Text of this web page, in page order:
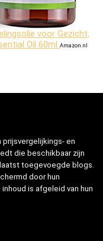
voor Gezicht,
Oil 60ml Amazon.nl
en
die beschikbaar zijn
toegevoegde blogs.
door hun
is afgeleid van hun